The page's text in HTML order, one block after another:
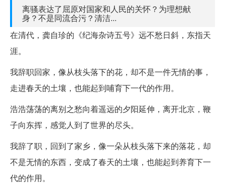
离骚表达了屈原对国家和人民的关怀？为理想献
身？不是同流合污？清洁...
在清代，龚自珍的《纪海杂诗五号》远不愁日斜，东指天
涯。
我辞职回家，像从枝头落下的花，却不是一件无情的事，
走进春天的土壤，也能起到哺育下一代的作用。
浩浩荡荡的离别之愁向着遥远的夕阳延伸，离开北京，鞭
子向东挥，感觉人到了世界的尽头。
我辞了职，回到了家乡，像一朵从枝头落下来的落花，却
不是无情的东西，变成了春天的土壤，也能起到养育下一
代的作用。